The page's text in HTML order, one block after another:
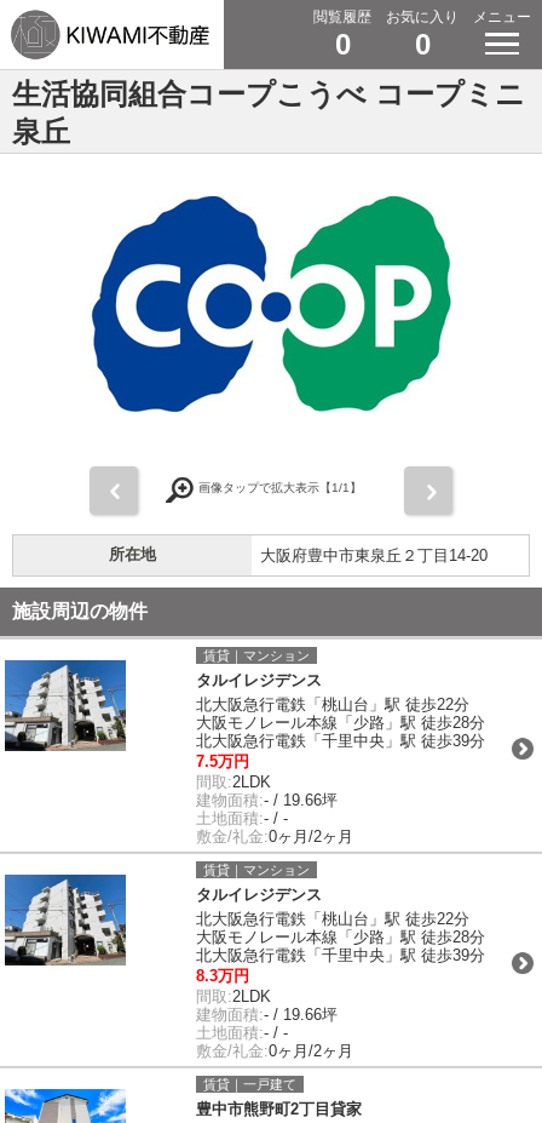
閲覧履歴
0
お気に入り
0
メニュー
生活協同組合コープこうべ コープミニ
泉丘
画像タップで拡大表示【1/1】
所在地 大阪府豊中市東泉丘２丁目14-20
施設周辺の物件
賃貸｜マンション
タルイレジデンス
北大阪急行電鉄「桃山台」駅 徒歩22分
大阪モノレール本線「少路」駅 徒歩28分
北大阪急行電鉄「千里中央」駅 徒歩39分
7.5万円
間取:2LDK
建物面積:- / 19.66坪
土地面積:- / -
敷金/礼金:0ヶ月/2ヶ月
賃貸｜マンション
タルイレジデンス
北大阪急行電鉄「桃山台」駅 徒歩22分
大阪モノレール本線「少路」駅 徒歩28分
北大阪急行電鉄「千里中央」駅 徒歩39分
8.3万円
間取:2LDK
建物面積:- / 19.66坪
土地面積:- / -
敷金/礼金:0ヶ月/2ヶ月
賃貸｜一戸建て
豊中市熊野町2丁目貸家